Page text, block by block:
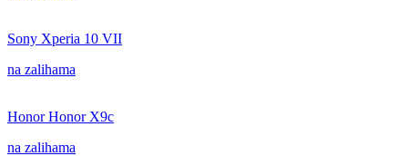
Sony Xperia 10 VII
na zalihama
Honor Honor X9c
na zalihama